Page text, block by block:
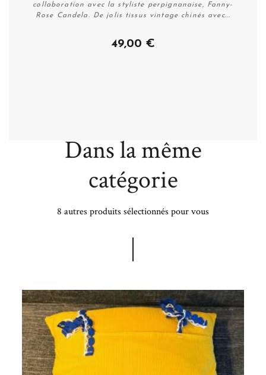
collaboration avec la styliste perpignanaise, Fanny-
Rose Candela. De jolis tissus vintage chinés avec...
49,00 €
Dans la même
catégorie
8 autres produits sélectionnés pour vous